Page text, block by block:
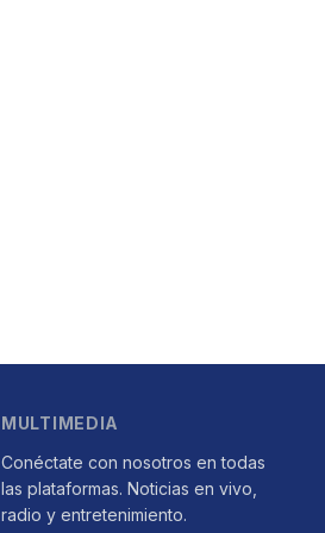
MULTIMEDIA
Conéctate con nosotros en todas
las plataformas. Noticias en vivo,
radio y entretenimiento.